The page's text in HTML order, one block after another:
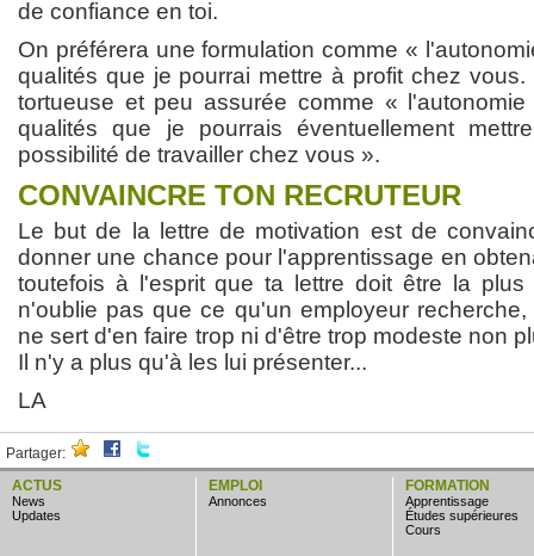
de confiance en toi.
On préférera une formulation comme «
qualités que je pourrai mettre à profit chez
tortueuse et peu assurée comme «
qualités que je pourrais éventuellement
possibilité de travailler chez vous ».
CONVAINCRE TON RECRUTEUR
Le but de la lettre de motivation est de
donner une chance pour l'apprentissage en
toutefois à l'esprit que ta lettre doit être la plus
n'oublie pas que ce qu'un employeur
ne sert d'en faire trop ni d'être trop modeste non
Il n'y a plus qu'à les lui présenter...
LA
Partager:
ACTUS
news
updates
EMPLOI
annonces
FORMATION
apprentissage
études supérieures
cours